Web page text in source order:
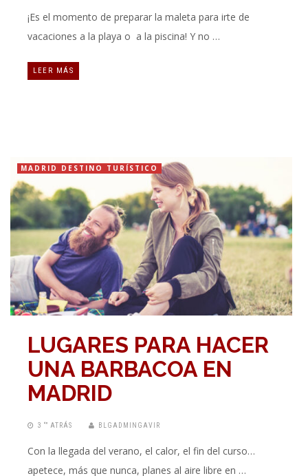
¡Es el momento de preparar la maleta para irte de
vacaciones a la playa o a la piscina! Y no …
LEER MÁS
MADRID DESTINO TURÍSTICO
LUGARES PARA HACER
UNA BARBACOA EN
MADRID
3 “” ATRÁS BLGADMINGAVIR
Con la llegada del verano, el calor, el fin del curso…
apetece, más que nunca, planes al aire libre en …